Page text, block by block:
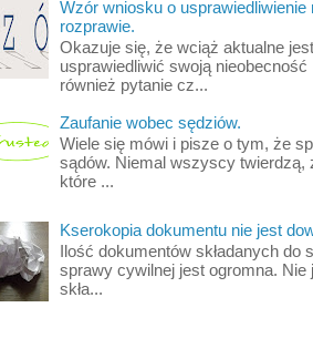
Wzór wniosku o
rozprawie.
Okazuje się, że wciąż aktualne
usprawiedliwić swoją nieobecność
również pytanie cz...
Zaufanie wobec sędziów.
Wiele się mówi i pisze o tym, że
sądów. Niemal wszyscy twierdzą,
które ...
Kserokopia dokumentu nie jest
Ilość dokumentów składanych
sprawy cywilnej jest ogromna.
skła...